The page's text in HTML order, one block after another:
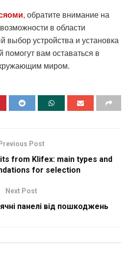
, обратите внимание на
в области
выбор устройства и установка
вам оставаться в
миром.
Previous Post
from Klifex: main types and
for selection
Next Post
панелі від пошкоджень